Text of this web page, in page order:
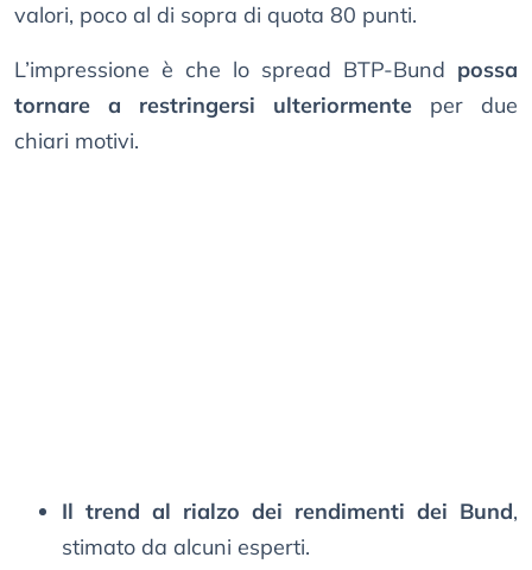
valori, poco al di sopra di quota 80 punti.
L’impressione è che lo spread BTP-Bund possa
tornare a restringersi ulteriormente per due
chiari motivi.
Il trend al rialzo dei rendimenti dei Bund,
stimato da alcuni esperti.